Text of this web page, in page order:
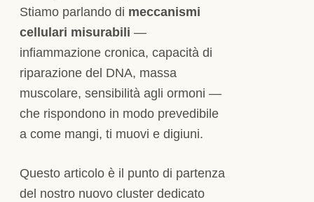
Stiamo parlando di meccanismi
cellulari misurabili —
infiammazione cronica, capacità di
riparazione del DNA, massa
muscolare, sensibilità agli ormoni —
che rispondono in modo prevedibile
a come mangi, ti muovi e digiuni.
Questo articolo è il punto di partenza
del nostro nuovo cluster dedicato